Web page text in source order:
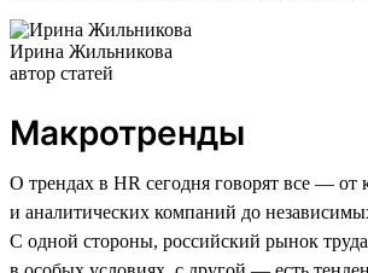
Ирина Жильникова
автор статей
Макротренды
О трендах в HR сегодня говорят все — от
и аналитических компаний до
С одной стороны, российский рынок труда